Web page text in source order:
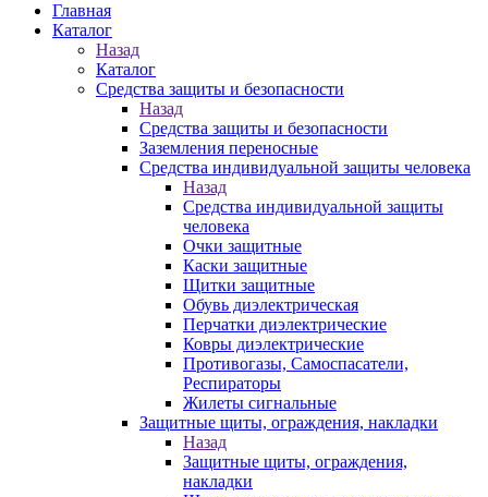
Главная
Каталог
Назад
Каталог
Средства защиты и безопасности
Назад
Средства защиты и безопасности
Заземления переносные
Средства индивидуальной защиты человека
Назад
Средства индивидуальной защиты
человека
Очки защитные
Каски защитные
Щитки защитные
Обувь диэлектрическая
Перчатки диэлектрические
Ковры диэлектрические
Противогазы, Самоспасатели,
Респираторы
Жилеты сигнальные
Защитные щиты, ограждения, накладки
Назад
Защитные щиты, ограждения,
накладки